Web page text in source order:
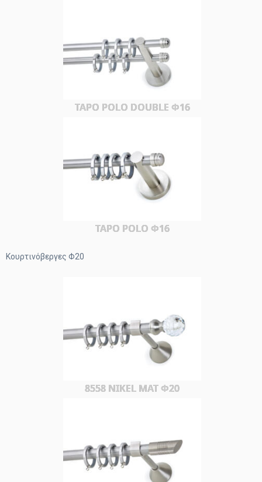
TAPO POLO DOUBLE Φ16
TAPO POLO Φ16
Κουρτινόβεργες Φ20
8558 NIKEL MAT Φ20